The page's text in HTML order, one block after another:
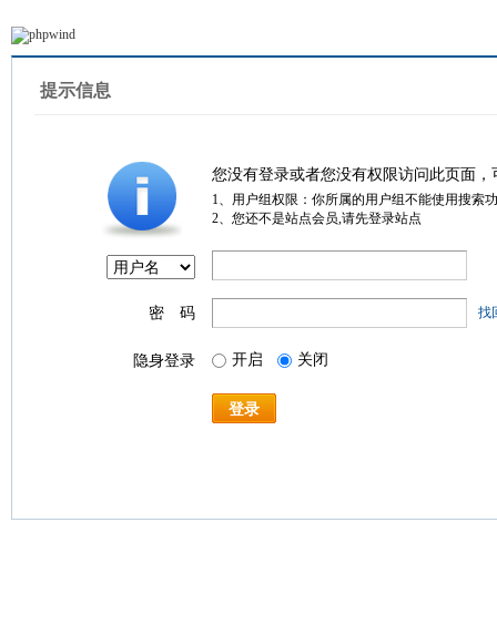
提示信息
您没有登录或者您没有权限访问此页面
1、用户组权限：你所属的用户组不能使用搜索
2、您还不是站点会员,请先登录站点
密 码 找
隐身登录 开启 关闭
登录